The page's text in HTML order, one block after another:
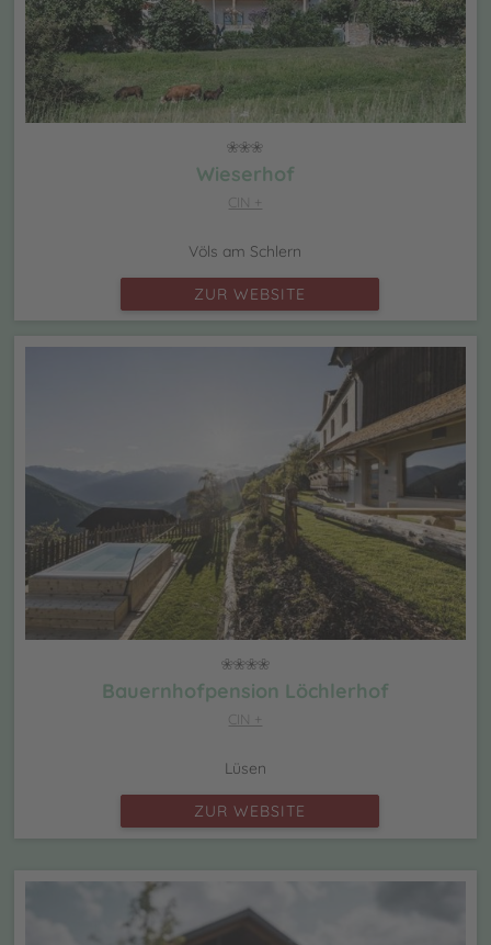
Wieserhof
CIN +
Völs am Schlern
ZUR WEBSITE
Bauernhofpension Löchlerhof
CIN +
Lüsen
ZUR WEBSITE